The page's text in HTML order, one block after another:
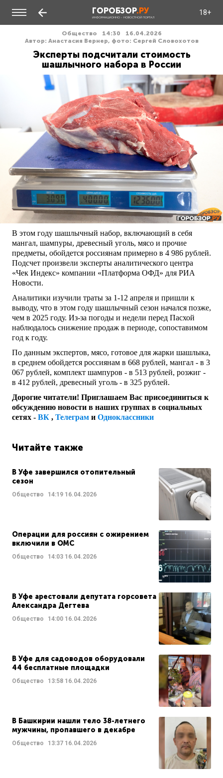
ГОРОБЗОР.РУ
ИНФОРМАЦИОННО - НОВОСТНОЙ ПОРТАЛ
18+
Общество 14:30
16.04.2026
Автор: Анастасия Вернер, фото: Сергей Словохотов
Эксперты подсчитали стоимость
шашлычного набора в России
В этом году шашлычный набор, включающий в себя
мангал, шампуры, древесный уголь, мясо и прочие
предметы, обойдется россиянам примерно в 4 986 рублей.
Подсчет произвели эксперты аналитического центра
«Чек Индекс» компании «Платформа ОФД» для РИА
Новости.
Аналитики изучили траты за 1-12 апреля и пришли к
выводу, что в этом году шашлычный сезон начался позже,
чем в 2025 году. Из-за погоды и недели перед Пасхой
наблюдалось снижение продаж в периоде, сопоставимом
год к году.
По данным экспертов, мясо, готовое для жарки шашлыка,
в среднем обойдется россиянам в 668 рублей, мангал - в 3
067 рублей, комплект шампуров - в 513 рублей, розжиг -
в 412 рублей, древесный уголь - в 325 рублей.
Дорогие читатели! Приглашаем Вас присоединиться к
обсуждению новости в наших группах в социальных
сетях - ВК , Телеграм и Одноклассники
Читайте также
В Уфе завершился отопительный
сезон
Общество 14:19 16.04.2026
Операции для россиян с ожирением
включили в ОМС
Общество 14:03 16.04.2026
В Уфе арестовали депутата горсовета
Александра Дегтева
Общество 14:00 16.04.2026
В Уфе для садоводов оборудовали
44 бесплатные площадки
Общество 13:58 16.04.2026
В Башкирии нашли тело 38-летнего
мужчины, пропавшего в декабре
Общество 13:37 16.04.2026